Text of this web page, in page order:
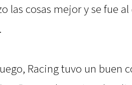
las cosas mejor y se fue
Racing tuvo un buen